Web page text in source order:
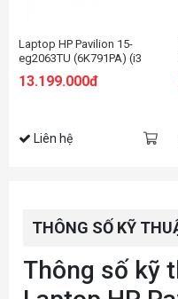
Laptop HP Pavilion 15-
eg2063TU (6K791PA) (i3
SSD/15.6 FHD/Win11/Bạc)
13.199.000đ
Liên hệ
THÔNG SỐ KỸ
Thông số kỹ